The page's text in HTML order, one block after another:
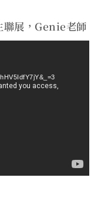
聯展，Genie老師